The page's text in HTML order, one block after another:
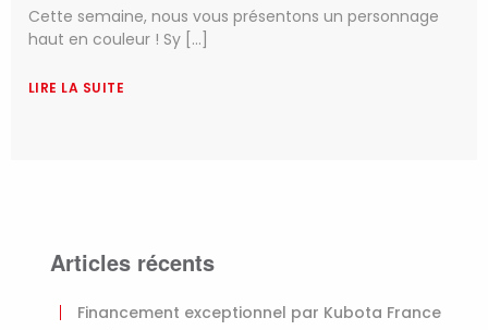
Cette semaine, nous vous présentons un personnage
haut en couleur ! Sy [...]
LIRE LA SUITE
Articles récents
Financement exceptionnel par Kubota France